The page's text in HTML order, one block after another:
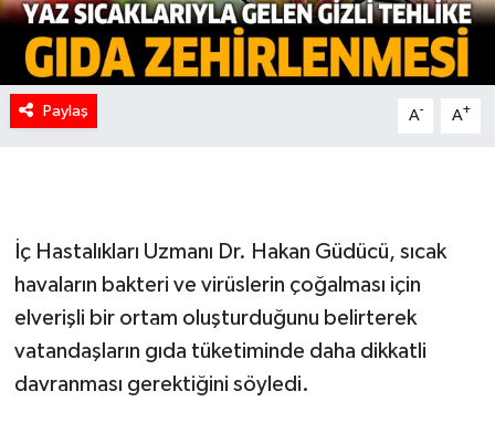
Paylaş A- A+
İç Hastalıkları Uzmanı Dr. Hakan Güdücü, sıcak
havaların bakteri ve virüslerin çoğalması için
elverişli bir ortam oluşturduğunu belirterek
vatandaşların gıda tüketiminde daha dikkatli
davranması gerektiğini söyledi.